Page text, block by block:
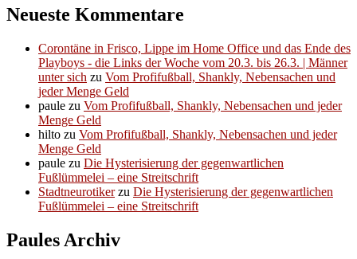
Neueste Kommentare
Corontäne in Frisco, Lippe im Home Office und das Ende des
Playboys - die Links der Woche vom 20.3. bis 26.3. | Männer
unter sich zu Vom Profifußball, Shankly, Nebensachen und
jeder Menge Geld
paule zu Vom Profifußball, Shankly, Nebensachen und jeder
Menge Geld
hilto zu Vom Profifußball, Shankly, Nebensachen und jeder
Menge Geld
paule zu Die Hysterisierung der gegenwartlichen
Fußlümmelei – eine Streitschrift
Stadtneurotikerzu Die Hysterisierung der gegenwartlichen
Fußlümmelei – eine Streitschrift
Paules Archiv